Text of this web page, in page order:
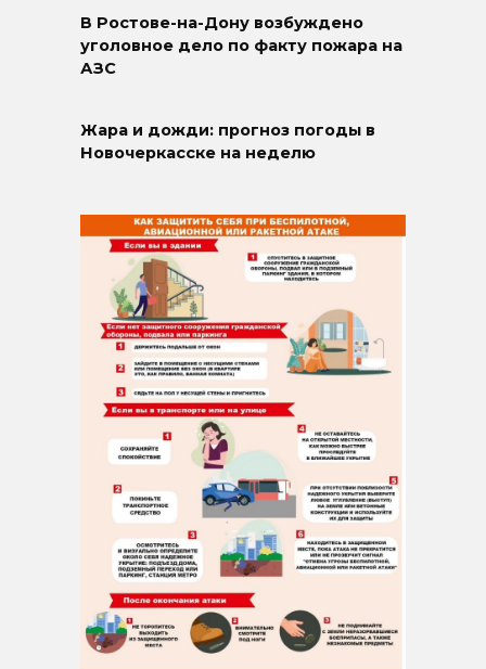
В Ростове-на-Дону возбуждено
уголовное дело по факту пожара на
АЗС
Жара и дожди: прогноз погоды в
Новочеркасске на неделю